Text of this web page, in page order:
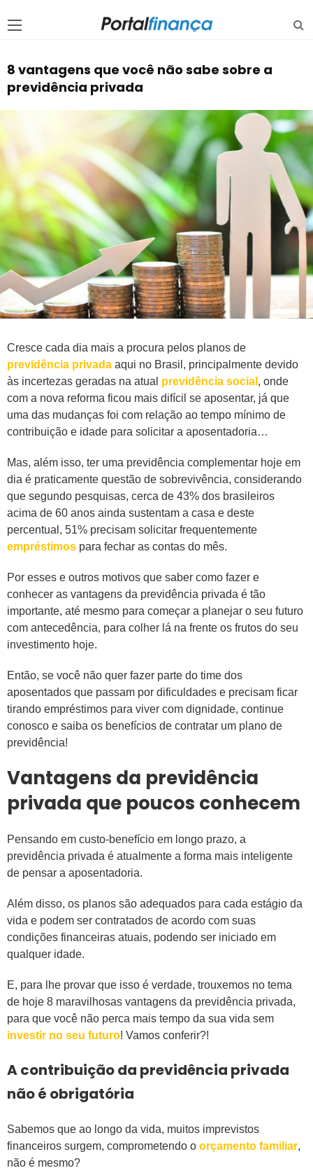
8 vantagens que você não sabe sobre a
previdência privada
Cresce cada dia mais a procura pelos planos de
previdência privada aqui no Brasil, principalmente devido
às incertezas geradas na atual previdência social , onde
com a nova reforma ficou mais difícil se aposentar, já que
uma das mudanças foi com relação ao tempo mínimo de
contribuição e idade para solicitar a aposentadoria…
Mas, além isso, ter uma previdência complementar hoje em
dia é praticamente questão de sobrevivência, considerando
que segundo pesquisas, cerca de 43% dos brasileiros
acima de 60 anos ainda sustentam a casa e deste
percentual, 51% precisam solicitar frequentemente
empréstimos para fechar as contas do mês.
Por esses e outros motivos que saber como fazer e
conhecer as vantagens da previdência privada é tão
importante, até mesmo para começar a planejar o seu futuro
com antecedência, para colher lá na frente os frutos do seu
investimento hoje.
Então, se você não quer fazer parte do time dos
aposentados que passam por dificuldades e precisam ficar
tirando empréstimos para viver com dignidade, continue
conosco e saiba os benefícios de contratar um plano de
previdência!
Vantagens da previdência
privada que poucos conhecem
Pensando em custo-benefício em longo prazo, a
previdência privada é atualmente a forma mais inteligente
de pensar a aposentadoria.
Além disso, os planos são adequados para cada estágio da
vida e podem ser contratados de acordo com suas
condições financeiras atuais, podendo ser iniciado em
qualquer idade.
E, para lhe provar que isso é verdade, trouxemos no tema
de hoje 8 maravilhosas vantagens da previdência privada,
para que você não perca mais tempo da sua vida sem
investir no seu futuro! Vamos conferir?!
A contribuição da previdência privada
não é obrigatória
Sabemos que ao longo da vida, muitos imprevistos
financeiros surgem, comprometendo o orçamento familiar,
não é mesmo?